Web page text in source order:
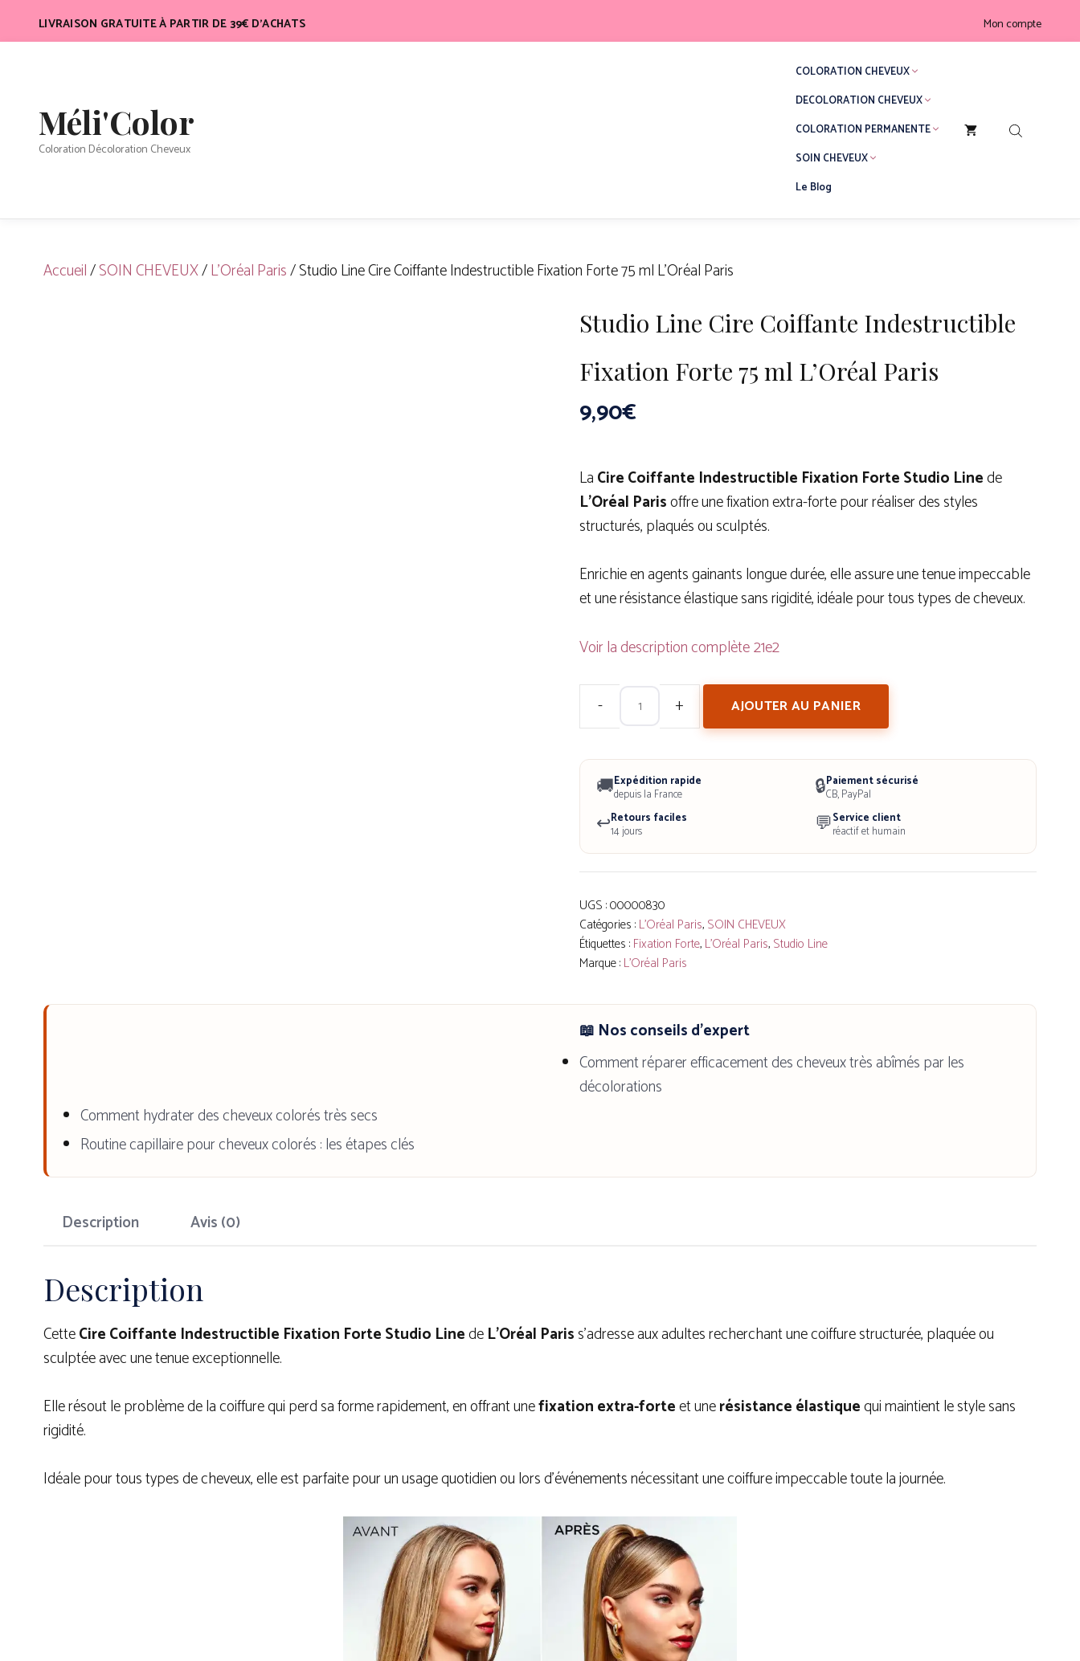
Mon compte
LIVRAISON GRATUITE À PARTIR DE 39€ D’ACHATS
Méli'Color
Coloration Décoloration Cheveux
COLORATION CHEVEUX
DECOLORATION CHEVEUX
COLORATION PERMANENTE
SOIN CHEVEUX
Le Blog
Accueil/SOIN CHEVEUX/L'Oréal Paris/ Studio Line Cire Coiffante Indestructible Fixation Forte 75 ml L’Oréal Paris
Studio Line Cire Coiffante Indestructible
Fixation Forte 75 ml L’Oréal Paris
9,90€
LaCire Coiffante Indestructible Fixation Forte Studio Linede
L’Oréal Parisoffre une fixation extra-forte pour réaliser des styles
structurés, plaqués ou sculptés.
Enrichie en agents gainants longue durée, elle assure une tenue impeccable
et une résistance élastique sans rigidité, idéale pour tous types de cheveux.
Voir la description complète
Studio
Line
Cire
Coiffante
Indestructible
Forte
75
ml
Paris
AJOUTER AU PANIER
🚚Expédition rapide
depuis la France
🔒Paiement sécurisé
CB, PayPal
↩️Retours faciles
14 jours
💬Service client
réactif et humain
UGS :00000830
Catégories : L'Oréal Paris, SOIN CHEVEUX
Étiquettes : Fixation Forte, L’Oréal Paris, Studio Line
Marque : L'Oréal Paris
📖 Nos conseils d'expert
Comment réparer efficacement des cheveux très abîmés par les
décolorations
Comment hydrater des cheveux colorés très secs
Routine capillaire pour cheveux colorés : les étapes clés
Description Avis (0)
Description
CetteCire Coiffante Indestructible Fixation Forte Studio LinedeL’Oréal Pariss’adresse aux adultes recherchant une coiffure structurée, plaquée ou
sculptée avec une tenue exceptionnelle.
Elle résout le problème de la coiffure qui perd sa forme rapidement, en offrant unefixation extra-forteet unerésistance élastiquequi maintient le style sans
rigidité.
Idéale pour tous types de cheveux, elle est parfaite pour un usage quotidien ou lors d’événements nécessitant une coiffure impeccable toute la journée.
Line
Coiffante
Indestructible
Fixation